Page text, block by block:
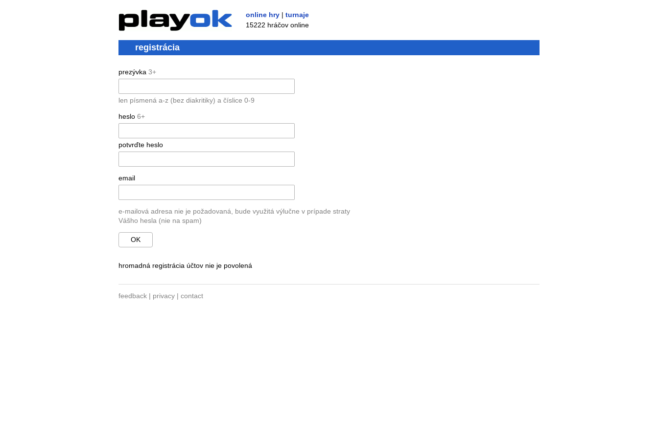
online hry | turnaje
15222 hráčov online
registrácia
prezývka 3+
len písmená a-z (bez diakritiky) a číslice 0-9
heslo 6+
potvrďte heslo
email
e-mailová adresa nie je požadovaná, bude využitá výlučne v prípade straty
Vášho hesla (nie na spam)
OK
hromadná registrácia účtov nie je povolená
feedback | privacy | contact